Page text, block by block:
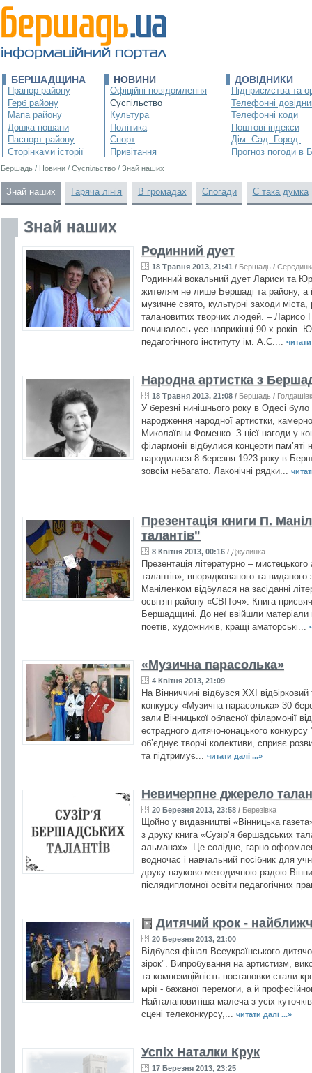
БЕРШАДЩИНА
Прапор району
Герб району
Мапа району
Дошка пошани
Паспорт району
Сторінками історії
НОВИНИ
Офіційні повідомлення
Суспільство
Культура
Політика
Спорт
Привітання
ДОВІДНИКИ
Підприємства та
Телефонні
Телефонні коди
Поштові індекси
Дім. Сад. Город.
Прогноз погоди в
Бершадь / Новини / Суспільство / Знай наших
Знай наших Гаряча лінія В громадах Спогади Є така думка
Знай наших
Родинний дует
18 Травня 2013, 21:41 / Бершадь /
Родинний вокальний дует Лариси та
жителям не лише Бершаді та району,
музичне свято, культурні заходи
талановитих творчих людей. – Ларисо
починалось усе наприкінці 90-х років.
педагогічного інституту ім. А.С....
Народна артистка з
18 Травня 2013, 21:08 / Бершадь /
У березні нинішнього року в Одесі
народження народної артистки,
Миколаївни Фоменко. З цієї нагоди у
філармонії відбулися концерти
народилася 8 березня 1923 року в
зовсім небагато. Лаконічні рядки...
Презентація книги П.
талантів"
8 Квітня 2013, 00:16 / Джулинка
Презентація літературно –
талантів», впорядкованого та
Маніленком відбулася на засіданні
освітян району «СВІТоч». Книга
Бершадщині. До неї ввійшли матеріали
поетів, художників, кращі аматорські...
«Музична парасолька»
4 Квітня 2013, 21:09
На Вінниччині відбувся ХХІ
конкурсу «Музична парасолька» 30
зали Вінницької обласної філармонії
естрадного дитячо-юнацького
об’єднує творчі колективи, сприяє
та підтримує...
читати далі ...»
Невичерпне джерело
20 Березня 2013, 23:58 / Березівка
Щойно у видавництві «Вінницька
з друку книга «Сузір’я бершадських
альманах». Це солідне, гарно
водночас і навчальний посібник для
друку науково-методичною радою
післядипломної освіти педагогічних
Дитячий крок -
20 Березня 2013, 21:00
Відбувся фінал Всеукраїнського
зірок". Випробування на артистизм,
та композиційність постановки стали
мрії - бажаної перемоги, а й
Найталановитіша малеча з усіх
сцені телеконкурсу,...
читати далі ...»
Успіх Наталки Крук
17 Березня 2013, 23:25